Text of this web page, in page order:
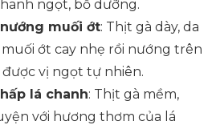
ngọt, bổ dưỡng.
muối ớt: Thịt gà dày, da
ớt cay nhẹ rồi nướng trên
vị ngọt tự nhiên.
lá chanh: Thịt gà mềm,
với hương thơm của lá